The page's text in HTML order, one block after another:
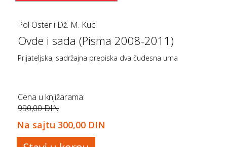
Pol Oster i Dž. M. Kuci
Ovde i sada (Pisma 2008-2011)
Prijateljska, sadržajna prepiska dva čudesna uma
Cena u knjižarama:
990,00 DIN
Na sajtu 300,00 DIN